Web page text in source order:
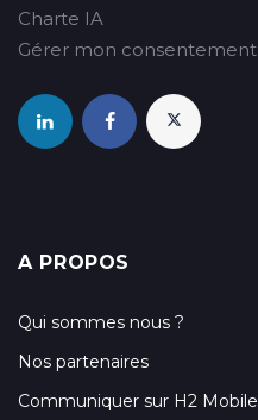
Charte IA
Gérer mon consentement
A PROPOS
Qui sommes nous ?
Nos partenaires
Communiquer sur H2 Mobile